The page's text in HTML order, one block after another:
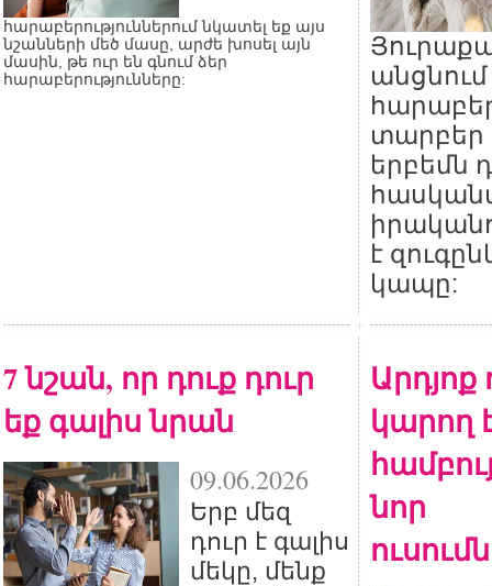
հարաբերություններում նկատել եք այս
նշանների մեծ մասը, արժե խոսել այն
մասին, թե ուր են գնում ձեր
հարաբերությունները:
անցնում
տարբեր
երբեմն
է
կապը:
7 նշան, որ դուք դուր
եք գալիս նրան
09.06.2026
Երբ մեզ
դուր է գալիս
մեկը, մենք
կարող
նոր